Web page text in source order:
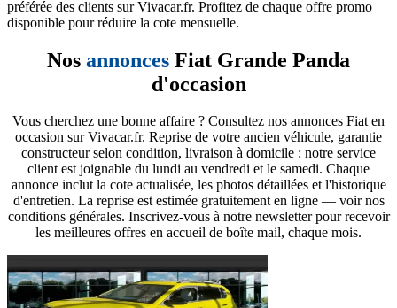
préférée des clients sur Vivacar.fr. Profitez de chaque offre promo
disponible pour réduire la cote mensuelle.
Nos annonces Fiat Grande Panda
d'occasion
Vous cherchez une bonne affaire ? Consultez nos annonces Fiat en
occasion sur Vivacar.fr. Reprise de votre ancien véhicule, garantie
constructeur selon condition, livraison à domicile : notre service
client est joignable du lundi au vendredi et le samedi. Chaque
annonce inclut la cote actualisée, les photos détaillées et l'historique
d'entretien. La reprise est estimée gratuitement en ligne — voir nos
conditions générales. Inscrivez-vous à notre newsletter pour recevoir
les meilleures offres en accueil de boîte mail, chaque mois.